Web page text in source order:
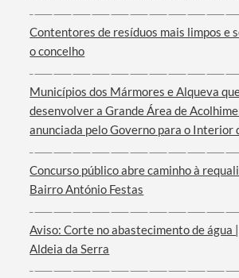
Categorias gerais
Filtros
Contentores de resíduos mais limpos e
o concelho
Municípios dos Mármores e Alqueva
desenvolver a Grande Área de
anunciada pelo Governo para o Interior
Concurso público abre caminho à
Bairro António Festas
Aviso: Corte no abastecimento de água
Aldeia da Serra